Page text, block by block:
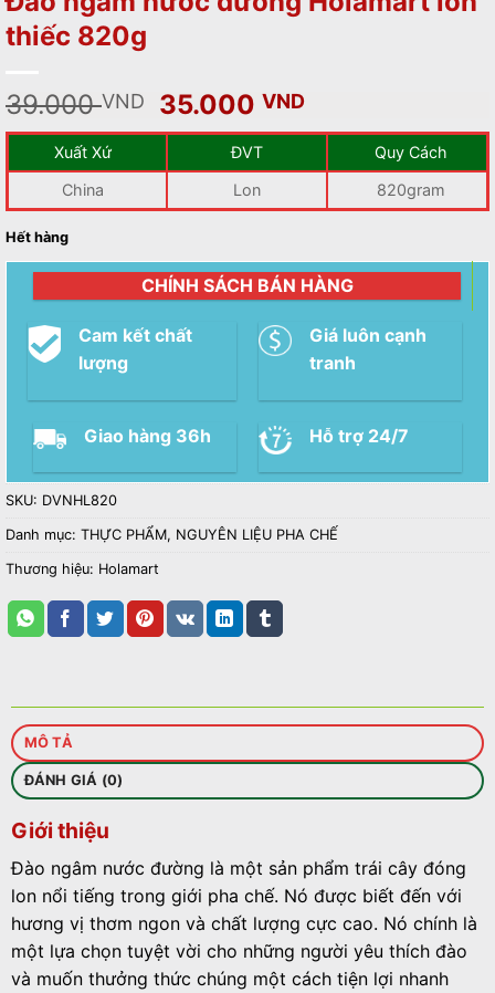
thiếc 820g
39.000VND
Giá
gốc
39.000 VND.
35.000VNDGiá
hiện
là:
35.000 VND.
Xuất Xứ ĐVT
Quy Cách
China
Lon 820gram
Hết hàng
CHÍNH SÁCH BÁN HÀNG
Cam kết chất
lượng
Giá luôn cạnh
tranh
Giao hàng 36h Hỗ trợ 24/7
SKU: DVNHL820
Danh mục: THỰC PHẨM, NGUYÊN LIỆU PHA CHẾ
Thương hiệu: Holamart
MÔ TẢ
ĐÁNH GIÁ (0)
Giới thiệu
Đào ngâm nước đường là một sản phẩm trái cây đóng
lon nổi tiếng trong giới pha chế. Nó được biết đến với
hương vị thơm ngon và chất lượng cực cao. Nó chính là
một lựa chọn tuyệt vời cho những người yêu thích đào
và muốn thưởng thức chúng một cách tiện lợi nhanh